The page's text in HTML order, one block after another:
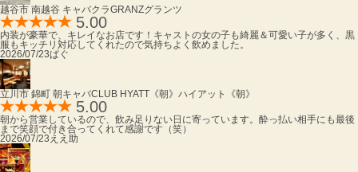
越谷市 南越谷 キャバクラGRANZグランツ
5.00
内装が豪華で、キレイなお店です！キャストの女の子も綺麗＆可愛い子が多く、黒
服もキッチリ対応してくれたので気持ちよく飲めました。
2026/07/23ぱぐ
立川市 錦町 朝キャバCLUB HYATT《朝》 ハイアット《朝》
5.00
朝から営業しているので、飲み足りない日に寄っています。酔っ払い相手にも最後
まで笑顔で付き合ってくれて感謝です（笑）
2026/07/23 ええ助